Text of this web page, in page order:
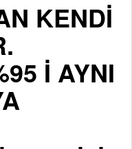
KENDİ
İ AYNI